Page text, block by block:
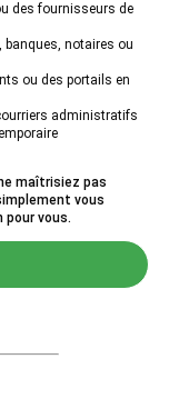
des fournisseurs de
notaires ou
ou des portails en
administratifs
maîtrisiez pas
vous
pour vous.